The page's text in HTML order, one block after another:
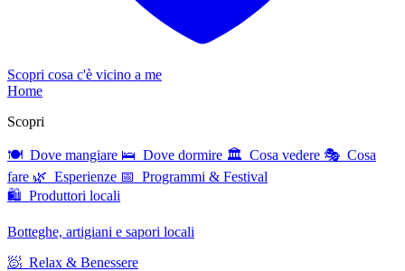
Scopri cosa c'è vicino a me
Home
Scopri
🍽 Dove mangiare 🛌 Dove dormire 🏛 Cosa vedere 🎭 Cosa
fare 🌿 Esperienze 📅 Programmi & Festival
🛍 Produttori locali
Botteghe, artigiani e sapori locali
🧖 Relax & Benessere